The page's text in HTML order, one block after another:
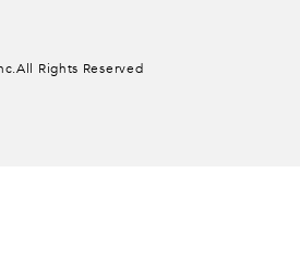
Rights Reserved